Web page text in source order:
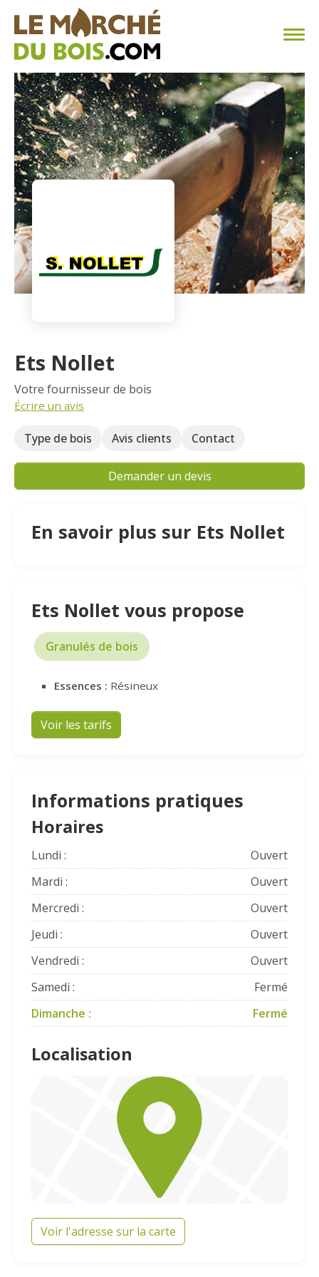
CHAUFFAGE AU BOIS
FAQ
CALCULER SA CONSOMMATION
TROUVER SON FOURNISSEUR
BLOG
ESPACE PRO
Ets Nollet
Votre fournisseur de bois
Écrire un avis
Type de bois Avis clients Contact
Demander un devis
En savoir plus sur Ets Nollet
Ets Nollet vous propose
Granulés de bois
Essences : Résineux
Voir les tarifs
Informations pratiques
Horaires
Lundi :
Ouvert
Mardi :
Ouvert
Mercredi :
Ouvert
Jeudi :
Ouvert
Vendredi :
Ouvert
Samedi :
Fermé
Dimanche :
Fermé
Localisation
Voir l'adresse sur la carte